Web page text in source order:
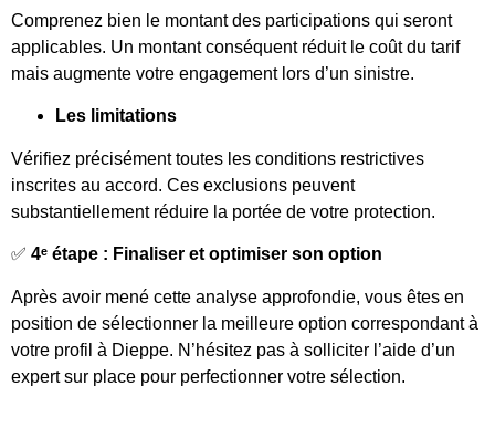
Comprenez bien le montant des participations qui seront
applicables. Un montant conséquent réduit le coût du tarif
mais augmente votre engagement lors d’un sinistre.
Les limitations
Vérifiez précisément toutes les conditions restrictives
inscrites au accord. Ces exclusions peuvent
substantiellement réduire la portée de votre protection.
✅ 4ᵉ étape : Finaliser et optimiser son option
Après avoir mené cette analyse approfondie, vous êtes en
position de sélectionner la meilleure option correspondant à
votre profil à Dieppe. N’hésitez pas à solliciter l’aide d’un
expert sur place pour perfectionner votre sélection.